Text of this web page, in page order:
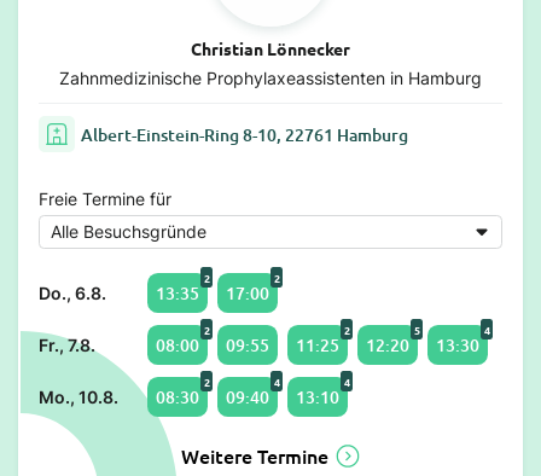
Christian Lönnecker
Zahnmedizinische Prophylaxeassistenten in Hamburg
Albert-Einstein-Ring 8-10, 22761 Hamburg
Freie Termine für
Do., 6.8. 13:35
2
17:00
2
Fr., 7.8. 08:00
2
09:55 11:25
2
12:20
5
13:30
4
Mo., 10.8. 08:30
2
09:40
4
13:10
4
Weitere Termine